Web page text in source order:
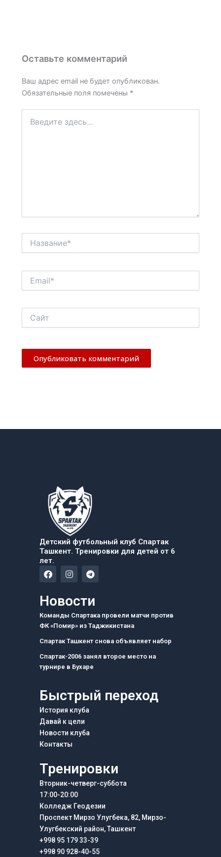
Оставьте комментарий
Ваш адрес email не будет опубликован.
Обязательные поля помечены *
здесь...
Детский футбольный клуб Спартак
Ташкент. Тренировки для детей от 6
лет.
F
a
e
b
o
k
I
n
a
g
r
a
m
T
e
g
a
m
Новости
Команды Спартака провели матчи против
ФК «Помир» из Таджикистана
Спартак Ташкент снова объявляет набор
Спартак-2006 занял второе место на
турнире в Бухаре
Быстрый переход
История клуба
Давай к цели
Новости клуба
Контакты
Тренировки
Вторник-четверг-суббота
17:00-20:00
Колледж Геодезии
Проспект Мирзо Улугбека, 82, Мирзо-
Улугбекский район, Ташкент
+998 95 179 33-39
+998 90 928-40-55